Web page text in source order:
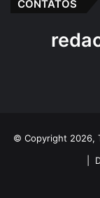
CONTATOS
© Copyright 2026,